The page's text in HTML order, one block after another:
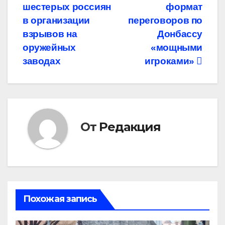
записям
формат
переговоров по
Донбассу
«мощными
игроками»
шестерых россиян
в организации
взрывов на
оружейных
заводах
От Редакция
Похожая запись